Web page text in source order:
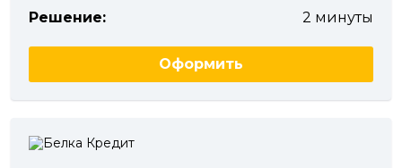
Решение:
2 минуты
Оформить